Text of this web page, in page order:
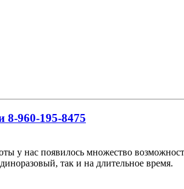
8-960-195-8475
нас появилось множество
так и на длительное время.